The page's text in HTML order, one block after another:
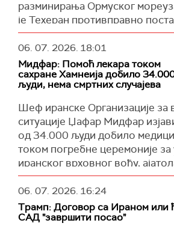
демилитаризација Појаса Газе.
(Танјуг)
Иранске власти најавиле су да
комеморације бити
среду у ирачким градовима
док је за четвртак планирана
у светилишту имама Резе у
(Танјуг)
разминирања Ормуског
је Техеран противправно
међународном поморском
"Иран је противправно
пловни пут", рекао је Вадефул
листХанделсблат.
Оценио је да би Техеран
трошкове разминирања, јер је,
штету изазвао ирански режим.
Вадефул је, преносиДојче
Немачка за сада нема планове
затражи од Ирана да
европску мисију, али је истакао
захтев био оправдан.
(Танјуг)
06. 07. 2026. 18:01
Мидфар: Помоћ лекара током
сахране Хамнеија добило
људи, нема смртних случајева
Шеф иранске Организације за
ситуације Џафар Мидфар
од 34.000 људи добило
током погребне церемоније за
иранског врховног вођу,
Хамнеија, те да до сада није
ниједан смртни случај међу
Мидфар је рекао да је
добило укупно 34.617
06. 07. 2026. 16:24
Трамп: Договор са Ираном или
САД "завршити посао"